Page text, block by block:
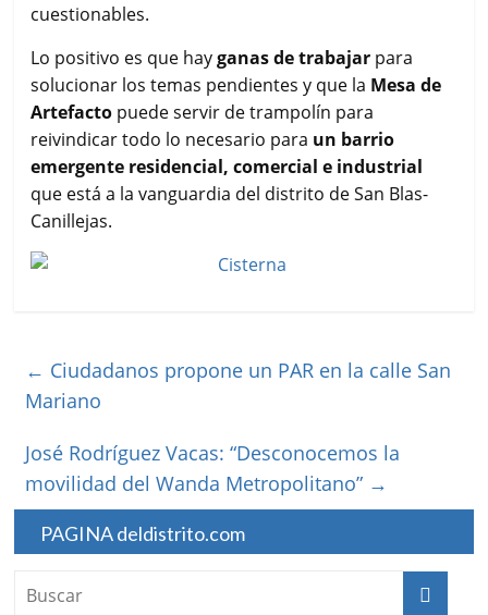
cuestionables.
Lo positivo es que hayganas de trabajar para
solucionar los temas pendientes y que la Mesa de
Artefacto puede servir de trampolín para
reivindicar todo lo necesario para un barrio
emergente residencial, comercial e industrial
que está a la vanguardia del distrito de San Blas-
Canillejas.
← Ciudadanos propone un PAR en la calle San
Mariano
José Rodríguez Vacas: “Desconocemos la
movilidad del Wanda Metropolitano” →
PAGINA deldistrito.com